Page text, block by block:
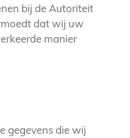
bij de Autoriteit
dat wij uw
manier
gegevens die wij